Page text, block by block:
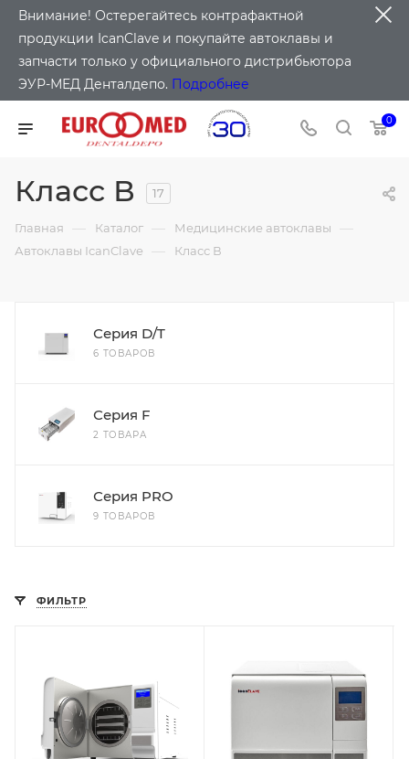
Внимание! Остерегайтесь контрафактной
продукции IcanClave и покупайте автоклавы и
запчасти только у официального дистрибьютора
ЭУР-МЕД Денталдепо. Подробнее
0
Класс В 17
Главная — Каталог — Медицинские автоклавы —
Автоклавы IcanClave — Класс В
Серия D/T
6 ТОВАРОВ
Серия F
2 ТОВАРА
Серия PRO
9 ТОВАРОВ
ФИЛЬТР